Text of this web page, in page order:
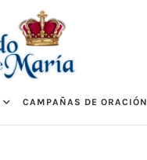
CAMPAÑAS DE ORACIÓN